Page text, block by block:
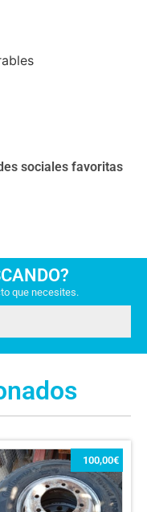
sociales favoritas
que necesites.
100,00€